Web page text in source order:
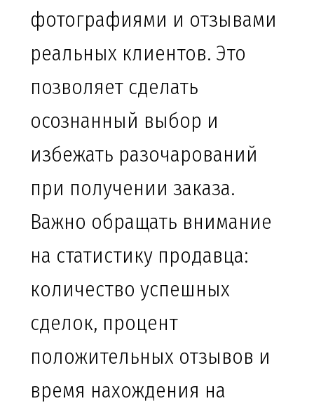
фотографиями и отзывами
реальных клиентов. Это
позволяет сделать
осознанный выбор и
избежать разочарований
при получении заказа.
Важно обращать внимание
на статистику продавца:
количество успешных
сделок, процент
положительных отзывов и
время нахождения на